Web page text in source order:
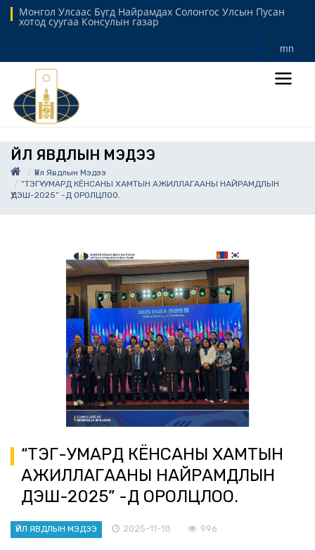
Монгол Улсаас Бүгд Найрамдах Солонгос Улсын Пусан
хотод суугаа Консулын газар
mn
ҮЙЛ ЯВДЛЫН МЭДЭЭ
Үйл Явдлын Мэдээ
“ТЭГҮ-УМАРД КЁНСАНЫ ХАМТЫН АЖИЛЛАГААНЫ НАЙРАМДЛЫН
ҮДЭШ-2025” -Д ОРОЛЦЛОО.
“ТЭГҮ-УМАРД КЁНСАНЫ ХАМТЫН
АЖИЛЛАГААНЫ НАЙРАМДЛЫН
ҮДЭШ-2025” -Д ОРОЛЦЛОО.
ҮЙЛ ЯВДЛЫН МЭДЭЭ 2025-11-18 996